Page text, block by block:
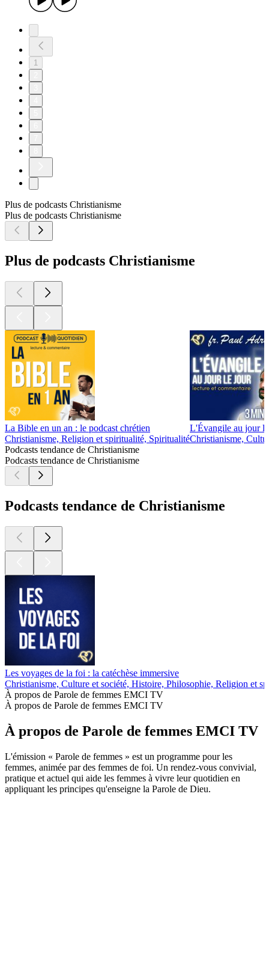
1
Plus de podcasts Christianisme
Plus de podcasts Christianisme
Plus de podcasts Christianisme
La Bible en un an : le podcast chrétien
Christianisme, Religion et spiritualité, Spiritualité
L'Évangile au jour
Christianisme,
Podcasts tendance de Christianisme
Podcasts tendance de Christianisme
Podcasts tendance de Christianisme
Les voyages de la foi : la catéchèse immersive
Christianisme, Culture et société, Histoire, Philosophie, Religion et
À propos de Parole de femmes EMCI TV
À propos de Parole de femmes EMCI TV
À propos de Parole de femmes EMCI TV
L'émission « Parole de femmes » est un programme pour les
femmes, animée par des femmes de foi. Un rendez-vous convivial,
pratique et actuel qui aide les femmes à vivre leur quotidien en
appliquant les principes qu'enseigne la Parole de Dieu.